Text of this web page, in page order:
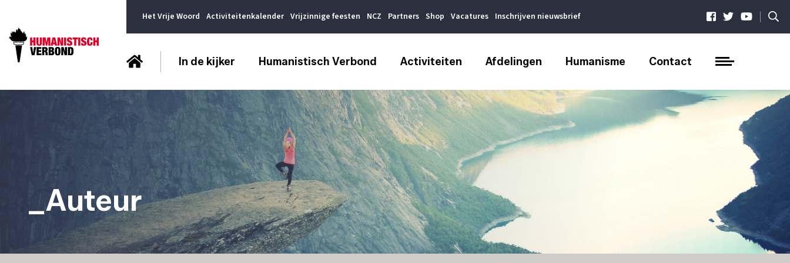
Het Vrije Woord Activiteitenkalender Vrijzinnige feesten NCZ Partners Shop Vacatures Inschrijven nieuwsbrief |
In de kijker Humanistisch Verbond Activiteiten Afdelingen Humanisme Contact
_Auteur